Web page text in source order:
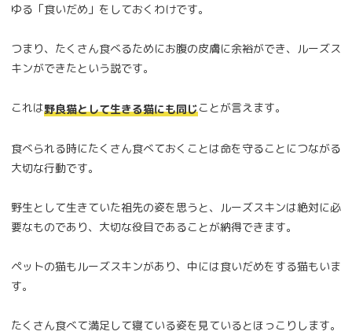
ゆる「食いだめ」をしておくわけです。
つまり、たくさん食べるためにお腹の皮膚に余裕ができ、ルーズス
キンができたという説です。
これは野良猫として生きる猫にも同じことが言えます。
食べられる時にたくさん食べておくことは命を守ることにつながる
大切な行動です。
野生として生きていた祖先の姿を思うと、ルーズスキンは絶対に必
要なものであり、大切な役目であることが納得できます。
ペットの猫もルーズスキンがあり、中には食いだめをする猫もいま
す。
たくさん食べて満足して寝ている姿を見ているとほっこりします。